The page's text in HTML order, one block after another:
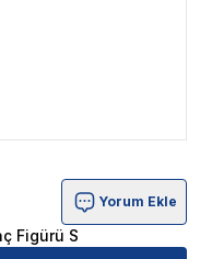
Yorumları
Yorum Ekle
Figürü S